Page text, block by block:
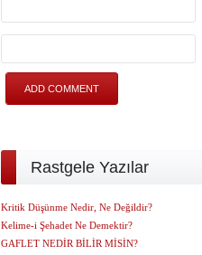
Rastgele Yazılar
Kritik Düşünme Nedir, Ne Değildir?
Kelime-i Şehadet Ne Demektir?
GAFLET NEDİR BİLİR MİSİN?